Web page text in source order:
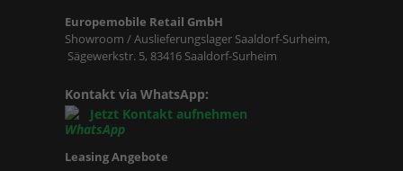
Europemobile Retail GmbH
Showroom / Auslieferungslager Saaldorf-Surheim,
Sägewerkstr. 5, 83416 Saaldorf-Surheim
Kontakt via WhatsApp:
Jetzt Kontakt aufnehmen
Leasing Angebote